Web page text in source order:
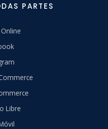
PARTES
Libre